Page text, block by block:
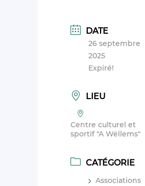
DATE
26 septembre
2025
Expiré!
LIEU
Centre culturel et
sportif "A Wëllems"
CATÉGORIE
Associations